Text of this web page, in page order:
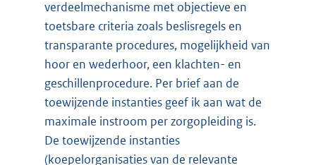
verdeelmechanisme met objectieve en
toetsbare criteria zoals beslisregels en
transparante procedures, mogelijkheid van
hoor en wederhoor, een klachten- en
geschillenprocedure. Per brief aan de
toewijzende instanties geef ik aan wat de
maximale instroom per zorgopleiding is.
De toewijzende instanties
(koepelorganisaties van de relevante